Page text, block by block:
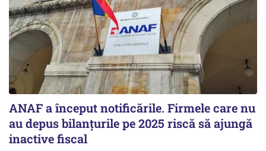
ANAF a început notificările. Firmele care nu
au depus bilanțurile pe 2025 riscă să ajungă
inactive fiscal